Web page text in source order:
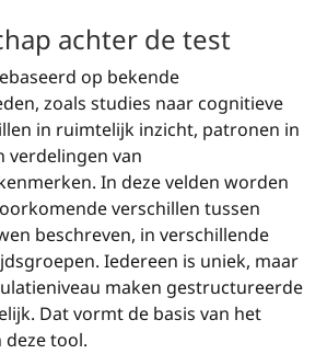
achter de test
op bekende
zoals studies naar cognitieve
in ruimtelijk inzicht, patronen in
verdelingen van
In deze velden worden
verschillen tussen
beschreven, in verschillende
Iedereen is uniek, maar
maken gestructureerde
Dat vormt de basis van het
tool.